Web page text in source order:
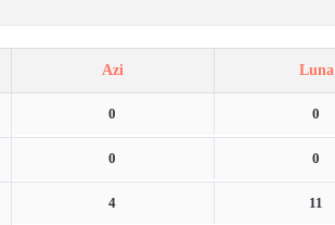
Azi Luna
0 0
0 0
4 11